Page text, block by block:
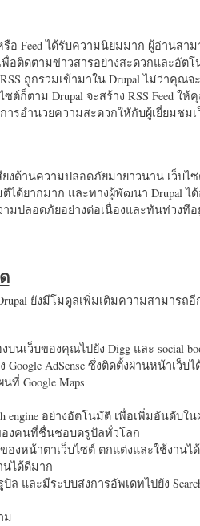
รือ Feed ได้รับความนิยมมาก ผู้อ่านสา
พื่อติดตามข่าวสารอย่างสะดวกและอัต
ถูกรวมเข้ามาใน Drupal ไม่ว่าคุณจ
ซต์ก็ตาม Drupal จะสร้าง RSS Feed ให้
ารอำนวยความสะดวกใหักับผู้เยี่ยมชม
ยงด้านความปลอดภัยมายาวนาน เว็บไ
ตีได้ยากมาก และทางผู้พัฒนา Drupal ไ
มปลอดภัยอย่างต่อเนื่องและทันท่วงทีอ
ยังมีโมดูลเพิ่มเติมความสามารถอี
นเว็บของคุณไปยัง Digg และ social
AdSense ซึ่งติดตั้งผ่านหน้าเว็บไ
Google Maps
engine อย่างอัตโนมัติ เพื่อเพิ่มอันดับใ
งคนที่ชื่นชอบดรูปัลทั่วโลก
งหน้าตาเว็บไซต์ ตกแต่งและใช้งานไ
ได้ดีมาก
ล และมีระบบส่งการอัพเดทไปยัง
ม